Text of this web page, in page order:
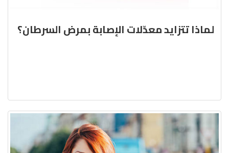
لماذا تتزايد معدّلات الإصابة بمرض السرطان؟